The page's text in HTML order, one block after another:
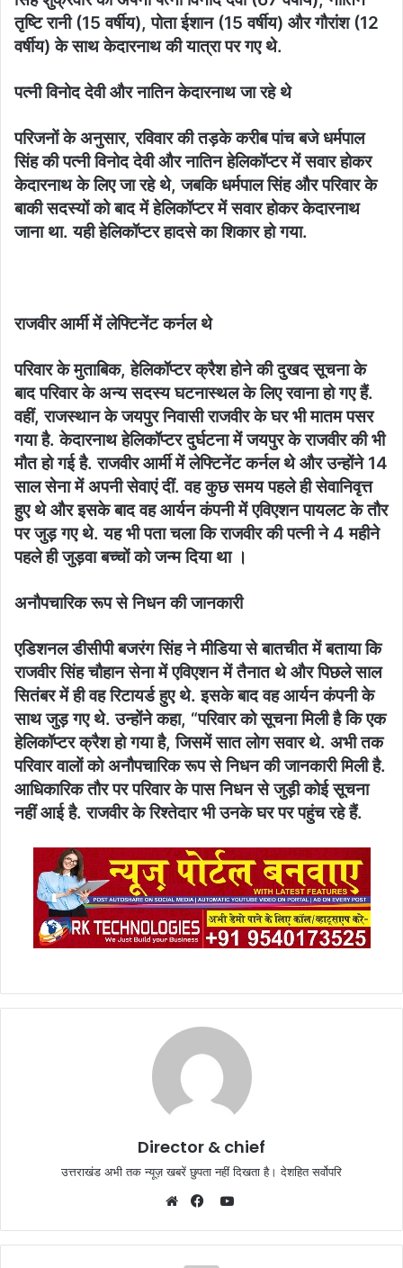
तृष्टि रानी (15 वर्षीय), पोता ईशान (15 वर्षीय) और गौरांश (12
वर्षीय) के साथ केदारनाथ की यात्रा पर गए थे.
पत्नी विनोद देवी और नातिन केदारनाथ जा रहे थे
परिजनों के अनुसार, रविवार की तड़के करीब पांच बजे धर्मपाल
सिंह की पत्नी विनोद देवी और नातिन हेलिकॉप्टर में सवार होकर
केदारनाथ के लिए जा रहे थे, जबकि धर्मपाल सिंह और परिवार के
बाकी सदस्यों को बाद में हेलिकॉप्टर में सवार होकर केदारनाथ
जाना था. यही हेलिकॉप्टर हादसे का शिकार हो गया.
राजवीर आर्मी में लेफ्टिनेंट कर्नल थे
परिवार के मुताबिक, हेलिकॉप्टर क्रैश होने की दुखद सूचना के
बाद परिवार के अन्य सदस्य घटनास्थल के लिए रवाना हो गए हैं.
वहीं, राजस्थान के जयपुर निवासी राजवीर के घर भी मातम पसर
गया है. केदारनाथ हेलिकॉप्टर दुर्घटना में जयपुर के राजवीर की भी
मौत हो गई है. राजवीर आर्मी में लेफ्टिनेंट कर्नल थे और उन्होंने 14
साल सेना में अपनी सेवाएं दीं. वह कुछ समय पहले ही सेवानिवृत्त
हुए थे और इसके बाद वह आर्यन कंपनी में एविएशन पायलट के तौर
पर जुड़ गए थे. यह भी पता चला कि राजवीर की पत्नी ने 4 महीने
पहले ही जुड़वा बच्चों को जन्म दिया था ।
अनौपचारिक रूप से निधन की जानकारी
एडिशनल डीसीपी बजरंग सिंह ने मीडिया से बातचीत में बताया कि
राजवीर सिंह चौहान सेना में एविएशन में तैनात थे और पिछले साल
सितंबर में ही वह रिटायर्ड हुए थे. इसके बाद वह आर्यन कंपनी के
साथ जुड़ गए थे. उन्होंने कहा, “परिवार को सूचना मिली है कि एक
हेलिकॉप्टर क्रैश हो गया है, जिसमें सात लोग सवार थे. अभी तक
परिवार वालों को अनौपचारिक रूप से निधन की जानकारी मिली है.
आधिकारिक तौर पर परिवार के पास निधन से जुड़ी कोई सूचना
नहीं आई है. राजवीर के रिश्तेदार भी उनके घर पर पहुंच रहे हैं.
Director & chief
उत्तराखंड अभी तक न्यूज़ खबरें छुपता नहीं दिखता है। देशहित सर्वोपरि
YouTube